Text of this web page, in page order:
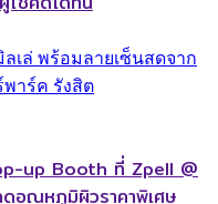
ลเล่ พร้อมลายเซ็นสดจาก
พาร์ค รังสิต